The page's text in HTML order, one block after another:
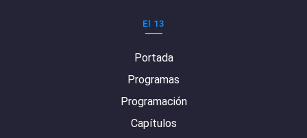
El 13
Portada
Programas
Programación
Capítulos